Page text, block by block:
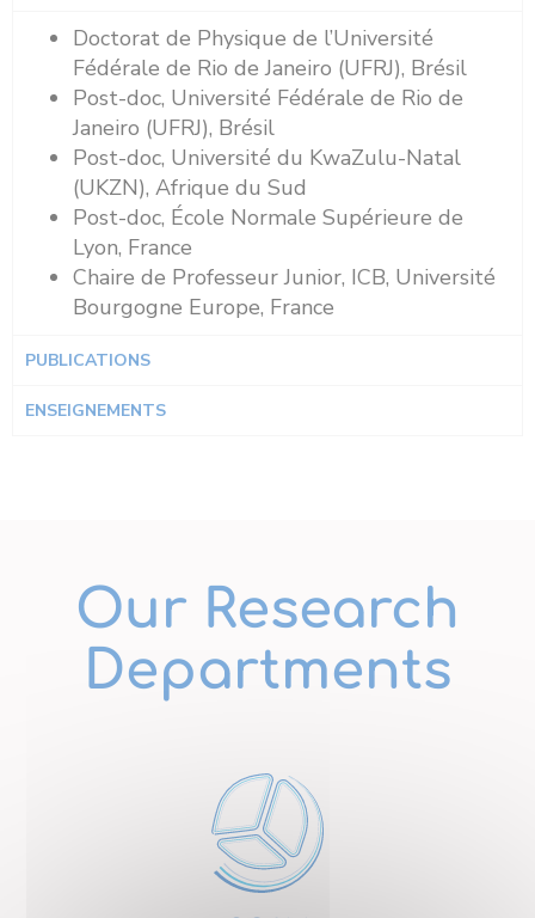
Doctorat de Physique de l’Université
Fédérale de Rio de Janeiro (UFRJ), Brésil
Post-doc, Université Fédérale de Rio de
Janeiro (UFRJ), Brésil
Post-doc, Université du KwaZulu-Natal
(UKZN), Afrique du Sud
Post-doc, École Normale Supérieure de
Lyon, France
Chaire de Professeur Junior, ICB, Université
Bourgogne Europe, France
PUBLICATIONS
ENSEIGNEMENTS
Our Research
Departments